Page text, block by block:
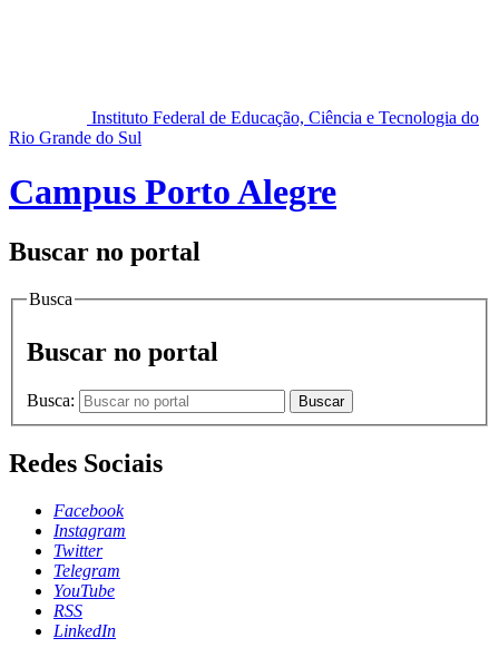
Instituto Federal de Educação, Ciência e Tecnologia do
Rio Grande do Sul
Campus Porto Alegre
Buscar no portal
Busca
Buscar no portal
Busca: Buscar
Redes Sociais
Facebook
Instagram
Twitter
Telegram
YouTube
RSS
LinkedIn